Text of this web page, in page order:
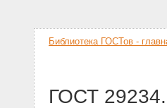
Библиотека ГОСТов -
ГОСТ